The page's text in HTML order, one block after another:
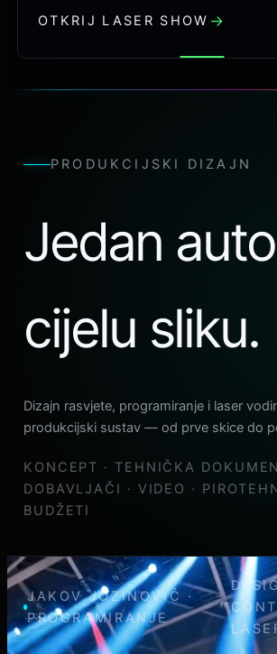
OTKRIJ LASER SHOW
PRODUKCIJSKI DIZAJN
Jedan
cijelu sliku.
Dizajn rasvjete, programiranje i laser
produkcijski sustav — od prve skice do
KONCEPT · TEHNIČKA
DOBAVLJAČI · VIDEO ·
BUDŽETI
JAKOV JOZINOVIĆ ·
PROGRAMIRANJE